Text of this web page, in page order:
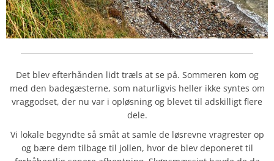
Det blev efterhånden lidt træls at se på. Sommeren kom og
med den badegæsterne, som naturligvis heller ikke syntes om
vraggodset, der nu var i opløsning og blevet til adskilligt flere
dele.
Vi lokale begyndte så småt at samle de løsrevne vragrester op
og bære dem tilbage til jollen, hvor de blev deponeret til